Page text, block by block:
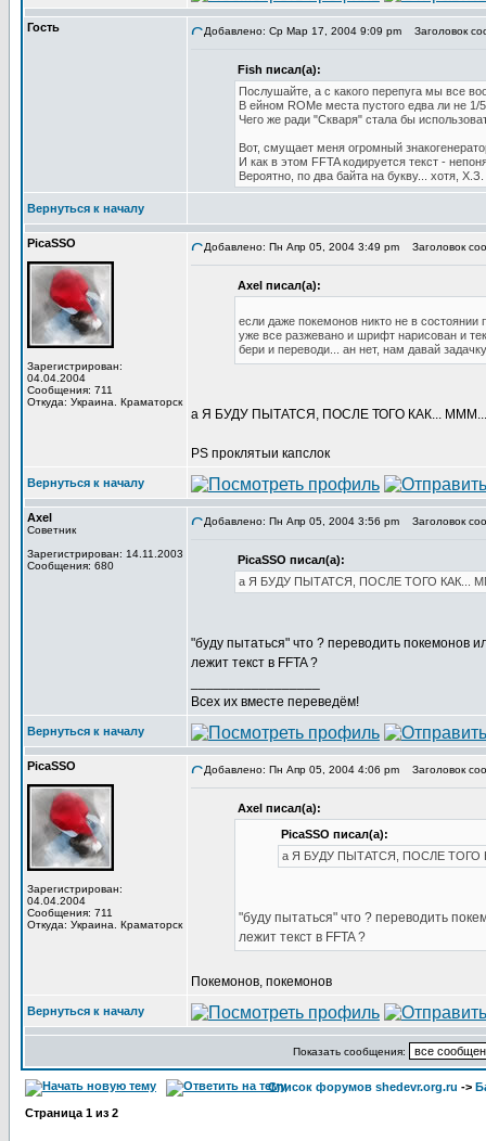
Гость Добавлено: Ср Мар 17, 2004 9:09 pm Заголовок
Fish писал(а):
Послушайте, а с какого перепуга мы все
В ейном ROMе места пустого едва ли не 1/
Чего же ради "Скваря" стала бы
Вот, смущает меня огромный
И как в этом FFTA кодируется текст -
Вероятно, по два байта на букву... хотя, Х.З.
Вернуться к началу
PicaSSO
Зарегистрирован:
04.04.2004
Сообщения: 711
Откуда: Украина. Краматорск
Добавлено: Пн Апр 05, 2004 3:49 pm Заголовок
Axel писал(а):
если даже покемонов никто не в состоянии
уже все разжевано и шрифт нарисован и
бери и переводи... ан нет, нам давай
а Я БУДУ ПЫТАТСЯ, ПОСЛЕ ТОГО КАК...
PS проклятыи капслок
Вернуться к началу
Axel
Советник
Зарегистрирован: 14.11.2003
Сообщения: 680
Добавлено: Пн Апр 05, 2004 3:56 pm Заголовок
PicaSSO писал(а):
а Я БУДУ ПЫТАТСЯ, ПОСЛЕ ТОГО КАК...
"буду пытаться" что ? переводить покемонов
лежит текст в FFTA ?
Всех их вместе переведём!
Вернуться к началу
PicaSSO
Зарегистрирован:
04.04.2004
Сообщения: 711
Откуда: Украина. Краматорск
Добавлено: Пн Апр 05, 2004 4:06 pm Заголовок
Axel писал(а):
PicaSSO писал(а):
а Я БУДУ ПЫТАТСЯ, ПОСЛЕ
"буду пытаться" что ? переводить
лежит текст в FFTA ?
Покемонов, покемонов
Вернуться к началу
Показать сообщения:
Список форумов shedevr.org.ru ->
Страница 1 из 2